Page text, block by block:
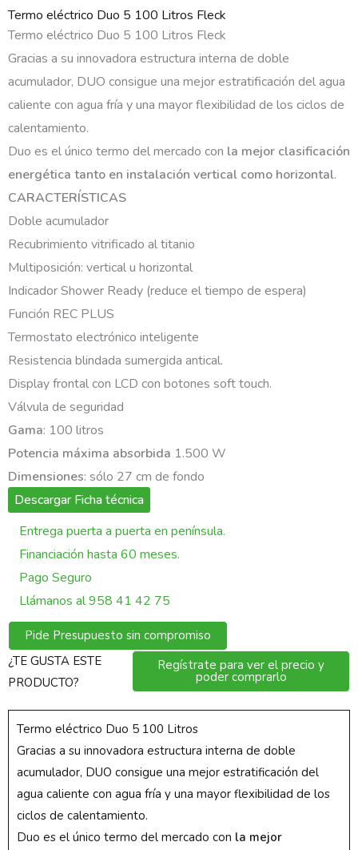
Termo eléctrico Duo 5 100 Litros Fleck
Termo eléctrico Duo 5 100 Litros Fleck
Gracias a su innovadora estructura interna de doble
acumulador, DUO consigue una mejor estratificación del agua
caliente con agua fría y una mayor flexibilidad de los ciclos de
calentamiento.
Duo es el único termo del mercado con la mejor clasificación
energética tanto en instalación vertical como horizontal.
CARACTERÍSTICAS
Doble acumulador
Recubrimiento vitrificado al titanio
Multiposición: vertical u horizontal
Indicador Shower Ready (reduce el tiempo de espera)
Función REC PLUS
Termostato electrónico inteligente
Resistencia blindada sumergida antical.
Display frontal con LCD con botones soft touch.
Válvula de seguridad
Gama: 100 litros
Potencia máxima absorbida 1.500 W
Dimensiones: sólo 27 cm de fondo
Descargar Ficha técnica
Entrega puerta a puerta en península.
Financiación hasta 60 meses.
Pago Seguro
Llámanos al 958 41 42 75
Pide Presupuesto sin compromiso
¿TE GUSTA ESTE
PRODUCTO?
Regístrate para ver el precio y
poder comprarlo
Termo eléctrico Duo 5 100 Litros
Gracias a su innovadora estructura interna de doble
acumulador, DUO consigue una mejor estratificación del
agua caliente con agua fría y una mayor flexibilidad de los
ciclos de calentamiento.
Duo es el único termo del mercado con la mejor